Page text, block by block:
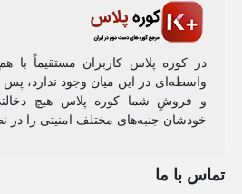
در کوره پلاس کاربران مستقیماً با
واسطه‌ای در این میان وجود ندارد،
و فروشِ شما کوره پلاس هیچ دخالتی
خودشان جنبه‌های مختلف امنیتی را در
تماس با ما